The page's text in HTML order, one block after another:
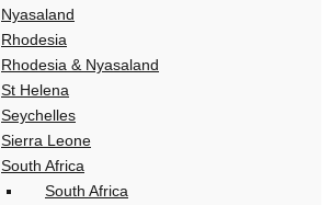
Nyasaland
Rhodesia
Rhodesia & Nyasaland
St Helena
Seychelles
Sierra Leone
South Africa
South Africa